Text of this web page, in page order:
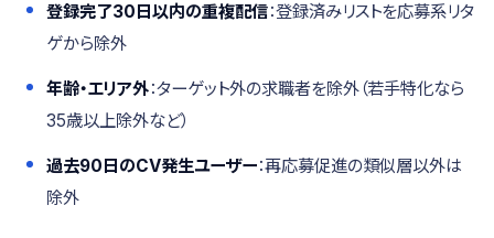
登録完了30日以内の重複配信：登録済みリストを応募系リタ
ゲから除外
年齢・エリア外：ターゲット外の求職者を除外（若手特化なら
35歳以上除外など）
過去90日のCV発生ユーザー：再応募促進の類似層以外は
除外